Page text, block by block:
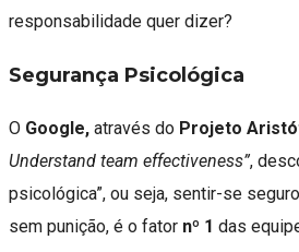
responsabilidade quer dizer?
Segurança Psicológica
O Google, através do Projeto
Understand team effectiveness”,
psicológica”, ou seja, sentir-se
sem punição, é o fator nº 1 das